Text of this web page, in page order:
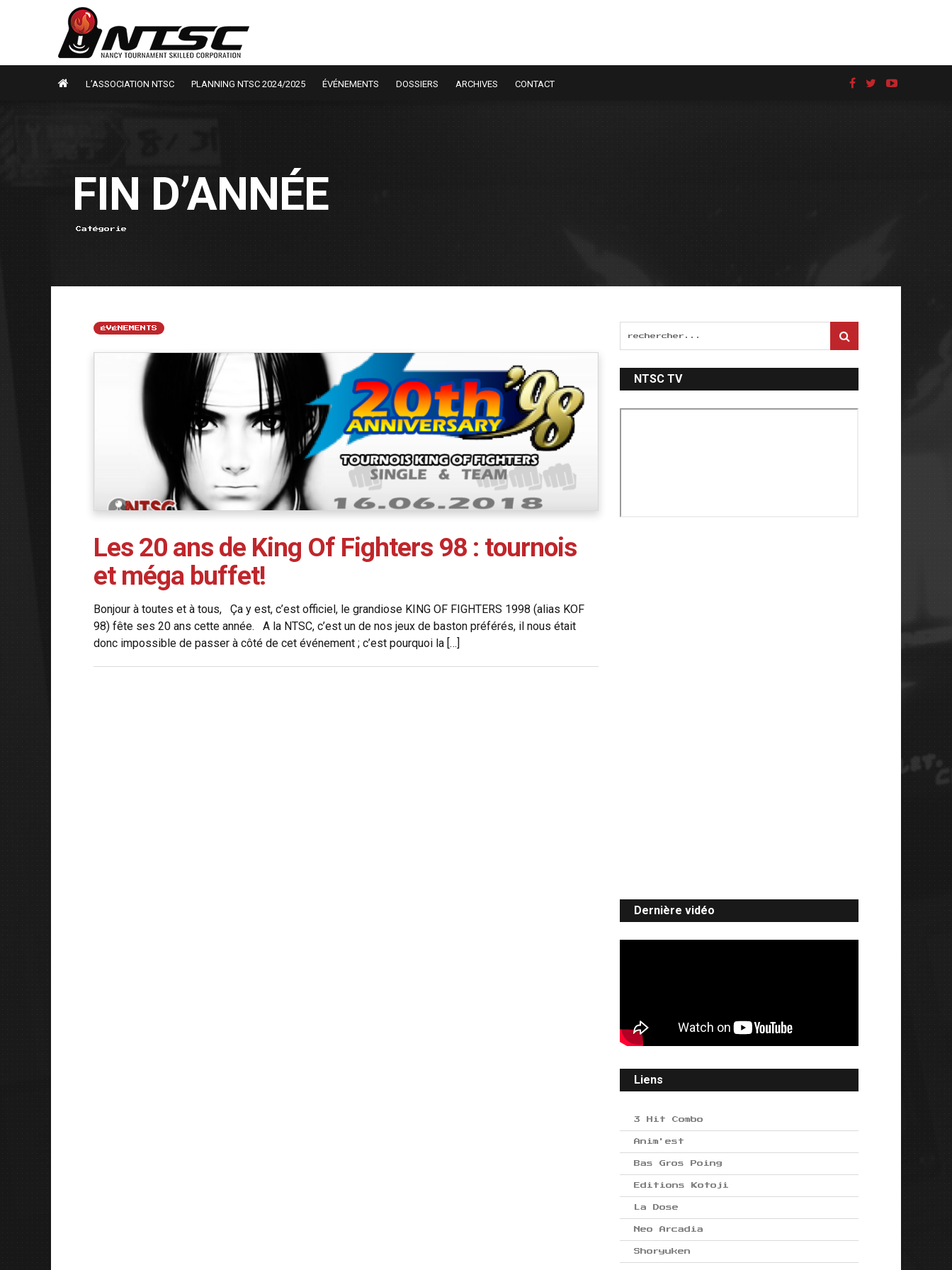
L’ASSOCIATION NTSC PLANNING NTSC 2024/2025 ÉVÉNEMENTS DOSSIERS ARCHIVES CONTACT
FIN D’ANNÉE
Catégorie
ÉVÉNEMENTS
Les 20 ans de King Of Fighters 98 : tournois
et méga buffet!
Bonjour à toutes et à tous, Ça y est, c’est officiel, le grandiose KING OF FIGHTERS 1998 (alias KOF
98) fête ses 20 ans cette année. A la NTSC, c’est un de nos jeux de baston préférés, il nous était
donc impossible de passer à côté de cet événement ; c’est pourquoi la […]
NTSC TV
Dernière vidéo
Liens
3 Hit Combo
Anim'est
Bas Gros Poing
Editions Kotoji
La Dose
Neo Arcadia
Shoryuken